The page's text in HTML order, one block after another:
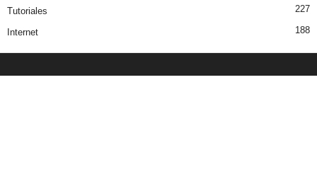
Tutoriales 227
Internet 188